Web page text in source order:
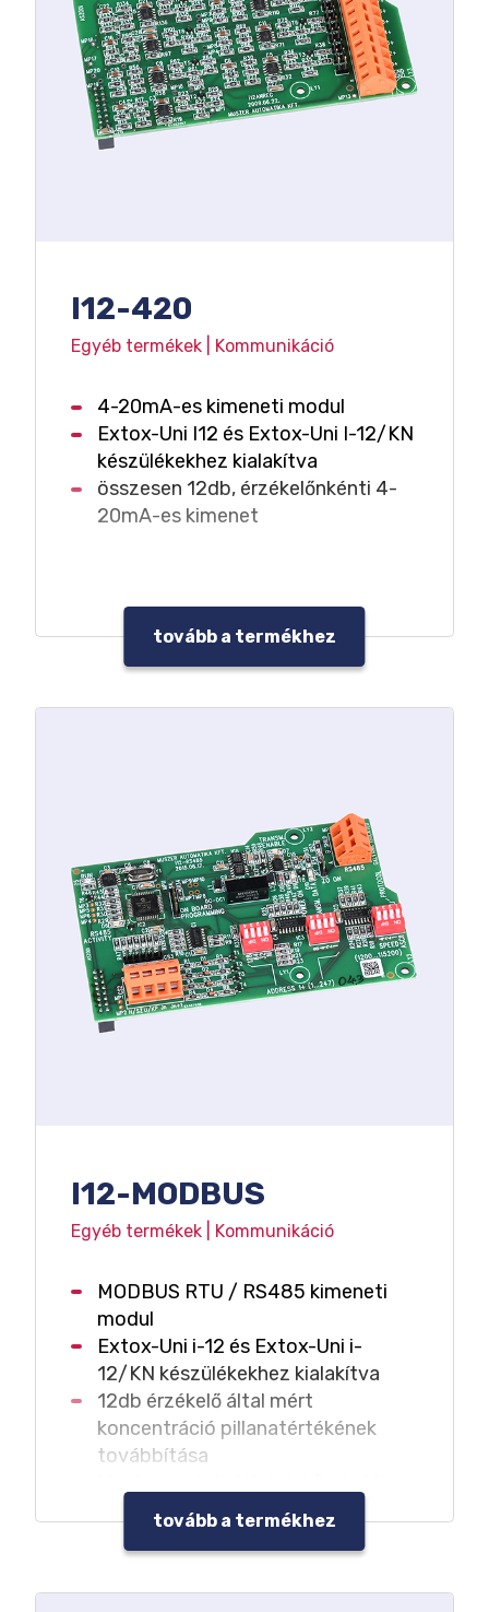
I12-420
Egyéb termékek | Kommunikáció
4-20mA-es kimeneti modul
Extox-Uni I12 és Extox-Uni I-12/KN
készülékekhez kialakítva
összesen 12db, érzékelőnkénti 4-
20mA-es kimenet
tovább a termékhez
I12-MODBUS
Egyéb termékek | Kommunikáció
MODBUS RTU / RS485 kimeneti
modul
Extox-Uni i-12 és Extox-Uni i-
12/KN készülékekhez kialakítva
12db érzékelő által mért
koncentráció pillanatértékének
továbbítása
jelzési szintek és önhiba állapotok
moduljának felfűzési lehetősége
tovább a termékhez